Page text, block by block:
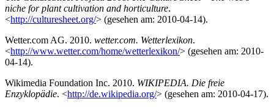
niche for plant cultivation and horticulture.
<http://culturesheet.org/> (gesehen am: 2010-04-14).
Wetter.com AG. 2010. wetter.com. Wetterlexikon.
<http://www.wetter.com/home/wetterlexikon/> (gesehen am: 2010-
04-14).
Wikimedia Foundation Inc. 2010. WIKIPEDIA. Die freie
Enzyklopädie. <http://de.wikipedia.org/> (gesehen am: 2010-04-17).